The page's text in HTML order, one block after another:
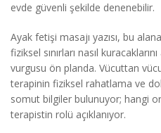
evde güvenli şekilde denenebilir.
Ayak fetişi masajı yazısı, bu
fiziksel sınırları nasıl
vurgusu ön planda. Vücuttan
terapinin fiziksel rahatlama ve
somut bilgiler bulunuyor; hangi
terapistin rolü açıklanıyor.